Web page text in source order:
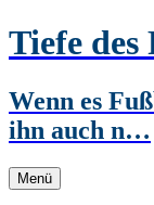
Zum
Inhalt
Tiefe des
Wenn es
ihn auch n…
Menü